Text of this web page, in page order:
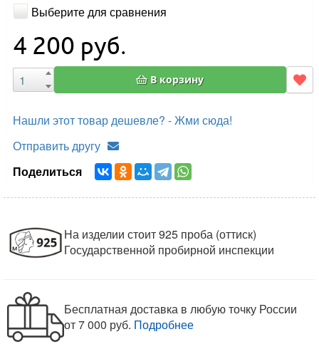
Выберите для сравнения
4 200 руб.
В корзину
Нашли этот товар дешевле? - Жми сюда!
Отправить другу
Поделиться
На изделии стоит 925 проба (оттиск)
Государственной пробирной инспекции
Бесплатная доставка в любую точку России
от 7 000 руб. Подробнее